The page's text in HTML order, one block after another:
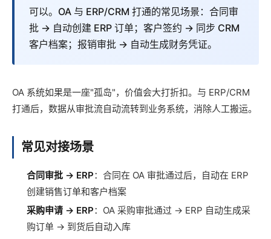
可以。OA 与 ERP/CRM 打通的常见场景：合同审
批 → 自动创建 ERP 订单；客户签约 → 同步 CRM
客户档案；报销审批 → 自动生成财务凭证。
OA 系统如果是一座"孤岛"，价值会大打折扣。与 ERP/CRM
打通后，数据从审批流自动流转到业务系统，消除人工搬运。
常见对接场景
合同审批 → ERP：合同在 OA 审批通过后，自动在 ERP
创建销售订单和客户档案
采购申请 → ERP：OA 采购审批通过 → ERP 自动生成采
购订单 → 到货后自动入库